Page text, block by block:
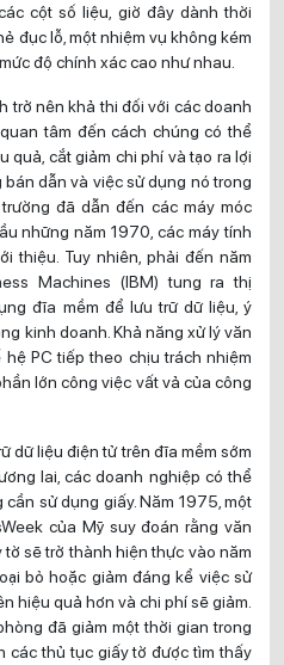
cột số liệu, giờ đây dành thời
đục lỗ, một nhiệm vụ không kém
độ chính xác cao như nhau.
trở nên khả thi đối với các doanh
tâm đến cách chúng có thể
quả, cắt giảm chi phí và tạo ra lợi
dẫn và việc sử dụng nó trong
đã dẫn đến các máy móc
những năm 1970, các máy tính
thiệu. Tuy nhiên, phải đến năm
Machines (IBM) tung ra thị
đĩa mềm để lưu trữ dữ liệu, ý
kinh doanh. Khả năng xử lý văn
PC tiếp theo chịu trách nhiệm
lớn công việc vất vả của công
dữ liệu điện tử trên đĩa mềm sớm
lai, các doanh nghiệp có thể
sử dụng giấy. Năm 1975, một
của Mỹ suy đoán rằng văn
sẽ trở thành hiện thực vào năm
bỏ hoặc giảm đáng kể việc sử
hiệu quả hơn và chi phí sẽ giảm.
đã giảm một thời gian trong
các thủ tục giấy tờ được tìm thấy